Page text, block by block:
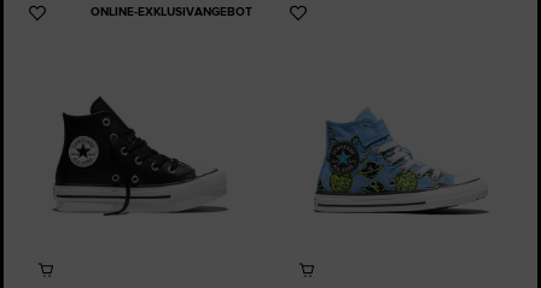
ONLINE-EXKLUSIVANGEBOT
Zu
Zu